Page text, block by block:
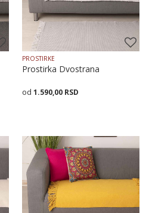
PROSTIRKE
Prostirka Dvostrana
1.590,00 RSD
Veličina
70X120 70X160 70X200
Dodaj u korpu